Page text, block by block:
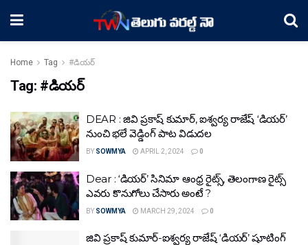
Home Tag #డియర్
Tag: #డియర్
DEAR : జివి ప్రకాష్ కుమార్, ఐశ్వర్య రాజేష్ ‘డియర్’
నుంచి భలే వెడ్డింగ్ పాట విడుదల
BY SOWMYA APRIL 2, 2024 0
Dear : ‘డియర్’ సినిమా ఆంధ్ర రైట్స్, తెలంగాణ రైట్స్
ఎవరు కొనుగోలు చేసారు అంటే ?
BY SOWMYA MARCH 29, 2024 0
జివి ప్రకాష్ కుమార్-ఐశ్వర్య రాజేష్ ‘డియర్’ షూటింగ్